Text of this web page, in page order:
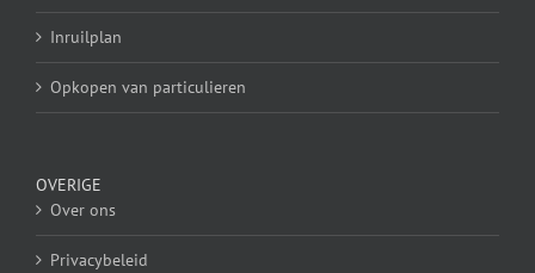
Inruilplan
Opkopen van particulieren
OVERIGE
Over ons
Privacybeleid